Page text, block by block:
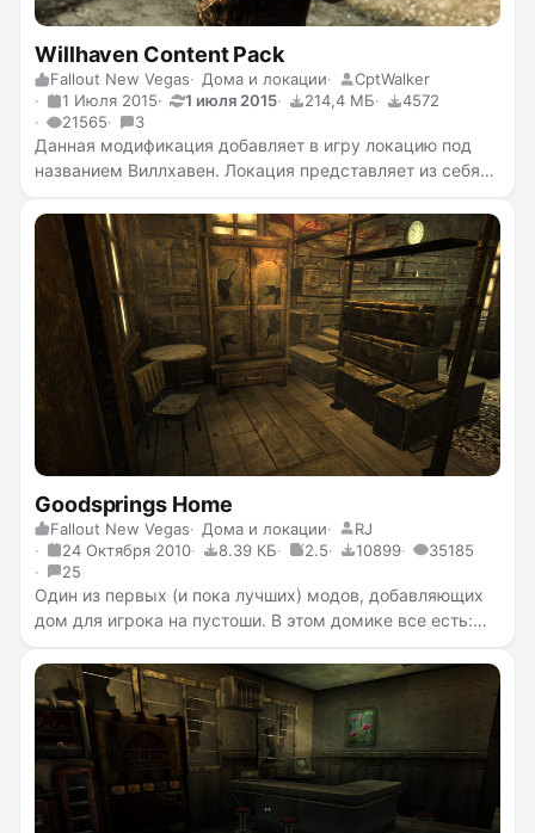
Willhaven Content Pack
Fallout New Vegas Дома и локации
CptWalker
1 Июля 2015
1 июля 2015 214,4 МБ
4572
21565
3
Данная модификация добавляет в игру локацию под
названием Виллхавен. Локация представляет из себя
борются за свою жизнь и вынуждены выживать в
суровых условиях этого места.
Goodsprings Home
Fallout New Vegas Дома и локации
RJ
24 Октября 2010
8.39 КБ 2.5 10899
35185
25
Один из первых (и пока лучших) модов, добавляющих
дом для игрока на пустоши. В этом домике все есть:
верстак для патронов, костер (снаружи), радио, пару
ящичков для хлама и точка быстрого перемещения!
Никаких больше головных болей!